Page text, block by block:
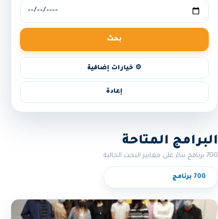
بحث
⚙️ خيارات إضافية
إعادة
البرامج المتاحة
700 برنامج بناءً على معايير البحث الحالية
700 برنامج